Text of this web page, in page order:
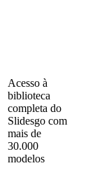
Acesso à
biblioteca
completa do
Slidesgo com
mais de
30.000
modelos